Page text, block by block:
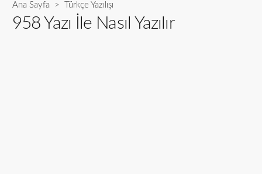
Ana Sayfa > Türkçe Yazılışı
958 Yazı İle Nasıl Yazılır